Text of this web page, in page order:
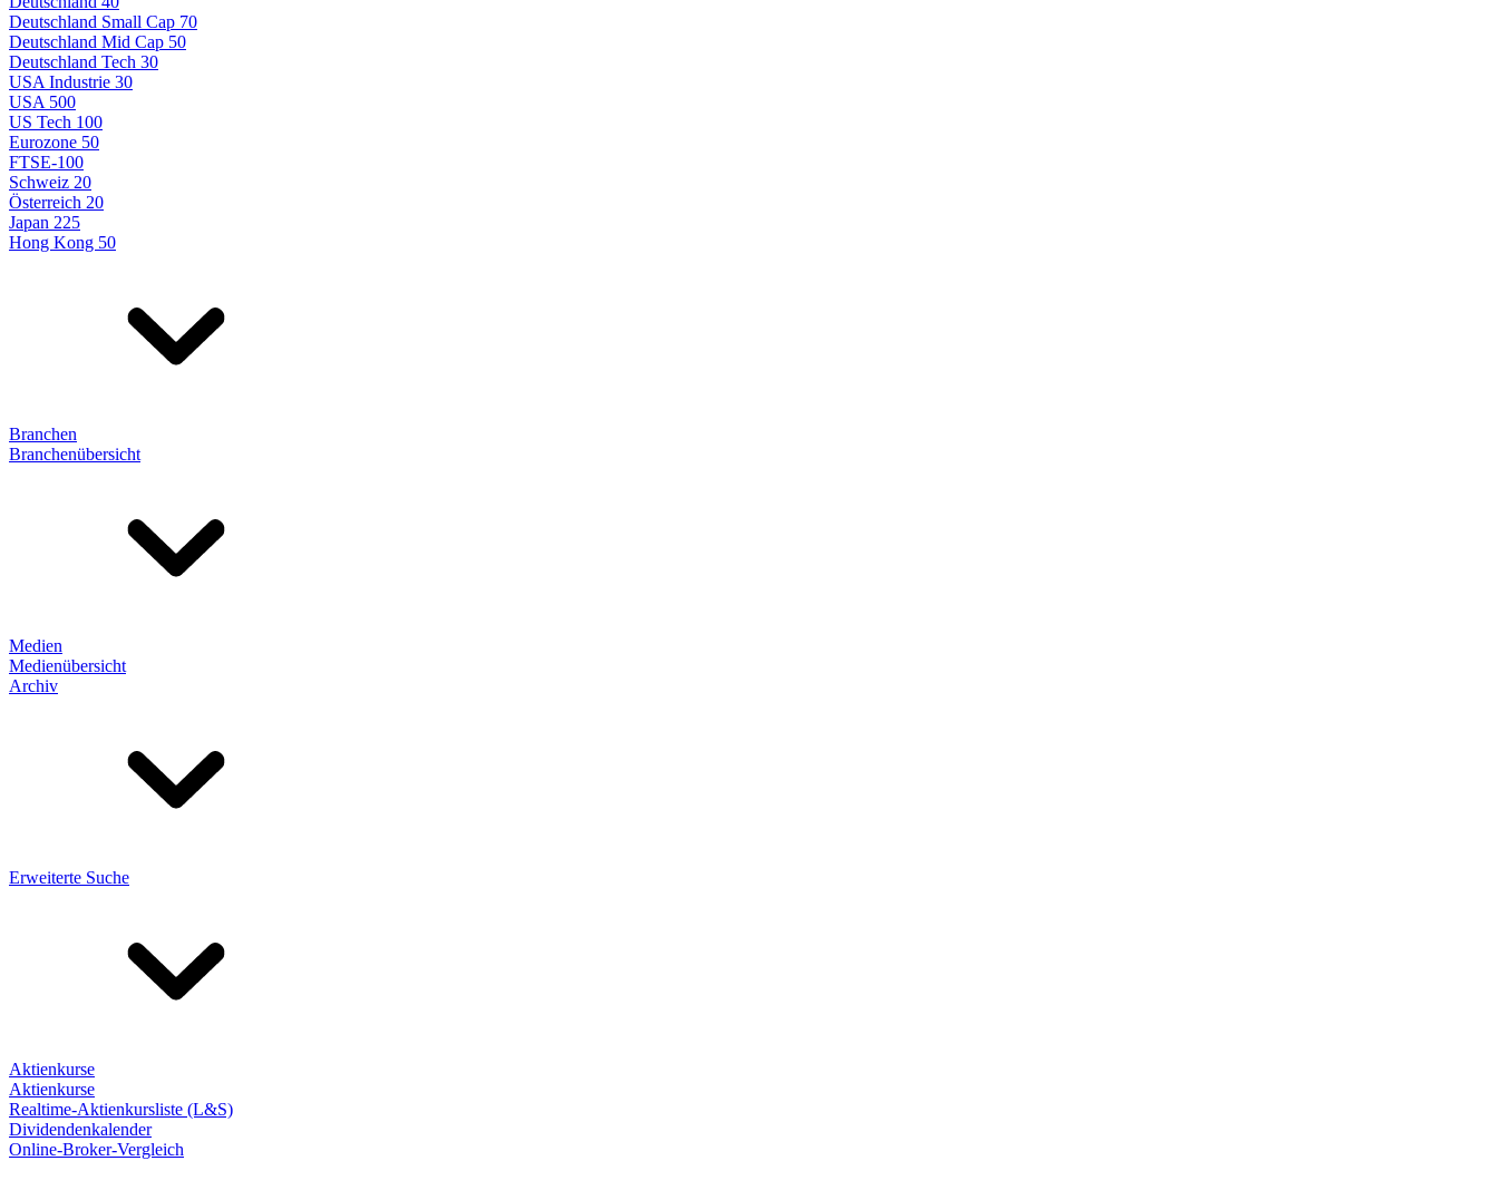
Deutschland Small Cap 70
Deutschland Mid Cap 50
Deutschland Tech 30
USA Industrie 30
USA 500
US Tech 100
Eurozone 50
FTSE-100
Schweiz 20
Österreich 20
Japan 225
Hong Kong 50
Branchen
Branchenübersicht
Medien
Medienübersicht
Archiv
Erweiterte Suche
Aktienkurse
Aktienkurse
Realtime-Aktienkursliste (L&S)
Dividendenkalender
Online-Broker-Vergleich